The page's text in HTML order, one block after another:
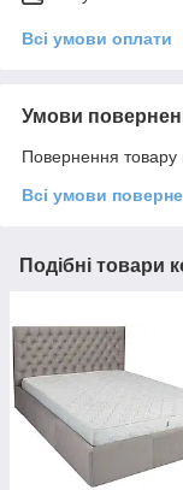
Всі умови оплати
Умови
Повернення товару
Всі умови
Подібні товари